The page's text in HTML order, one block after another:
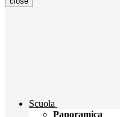
Scuola
Panoramica